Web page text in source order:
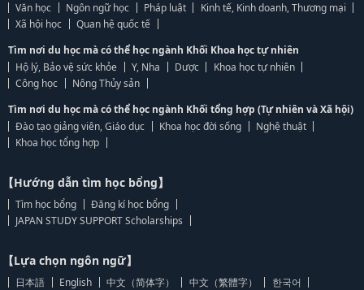
Văn học
Ngôn ngữ học Pháp luật
Kinh tế, Kinh doanh, Thương mại
Xã hội học
Quan hệ quốc tế
Tìm nơi du học mà có thể học ngành Khối Khoa học tự nhiên
Hộ lý, Bảo vệ sức khỏe
Y, Nha Dược
Khoa học tự nhiên
Công học
Nông Thủy sản
Tìm nơi du học mà có thể học ngành Khối tổng hợp (Tự nhiên và Xã hội)
Đào tạo giảng viên, Giáo dục
Khoa học đời sống
Nghệ thuật
Khoa học tổng hợp
【Hướng dẫn tìm học bổng】
Tìm học bổng
Đăng kí học bổng
JAPAN STUDY SUPPORT Scholarships
【Lựa chọn ngôn ngữ】
日本語 English 中文（简体字） 中文（繁體字）
한국어